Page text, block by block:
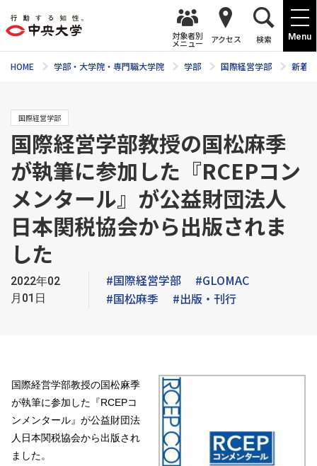
Menu
対象者別
メニュー アクセス 検索
HOME 学部・大学院・専門職大学院 学部 国際経営学部 新着
国際経営学部
国際経営学部教授の国松麻季
が執筆に参加した『RCEPコン
メンタール』が公益財団法人
日本関税協会から出版されま
した
2022年02
月01日
#国際経営学部
#GLOMAC
#国松麻季
#出版・刊行
国際経営学部教授の国松麻季
が執筆に参加した『RCEPコ
ンメンタール』が公益財団法
人日本関税協会から出版され
ました。